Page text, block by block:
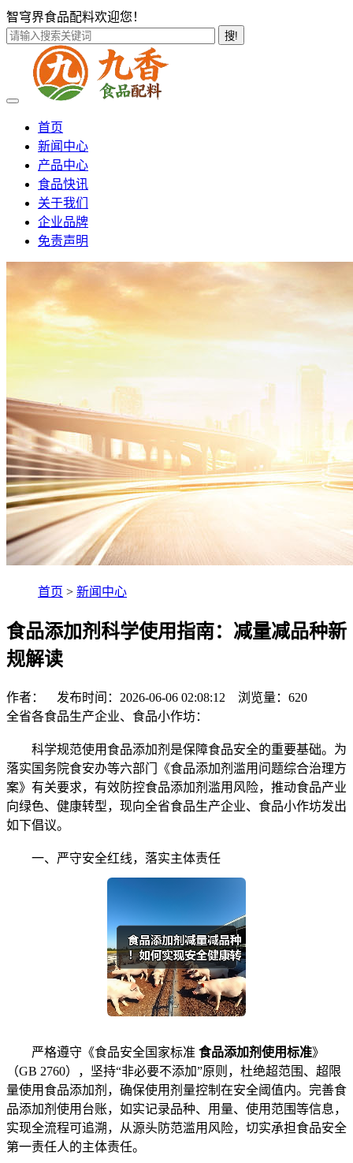
智穹界食品配料欢迎您！
搜!
首页
新闻中心
产品中心
食品快讯
关于我们
企业品牌
免责声明
首页 > 新闻中心
食品添加剂科学使用指南：减量减品种新
规解读
作者： 发布时间：2026-06-06 02:08:12 浏览量： 620
全省各食品生产企业、食品小作坊：
科学规范使用食品添加剂是保障食品安全的重要基础。为
落实国务院食安办等六部门《食品添加剂滥用问题综合治理方
案》有关要求，有效防控食品添加剂滥用风险，推动食品产业
向绿色、健康转型，现向全省食品生产企业、食品小作坊发出
如下倡议。
一、严守安全红线，落实主体责任
严格遵守《食品安全国家标准 食品添加剂使用标准》
（GB 2760），坚持“非必要不添加”原则，杜绝超范围、超限
量使用食品添加剂，确保使用剂量控制在安全阈值内。完善食
品添加剂使用台账，如实记录品种、用量、使用范围等信息，
实现全流程可追溯，从源头防范滥用风险，切实承担食品安全
第一责任人的主体责任。